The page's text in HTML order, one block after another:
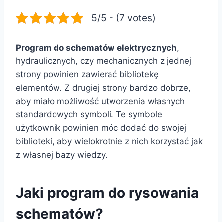
5/5 - (7 votes)
Program do schematów elektrycznych,
hydraulicznych, czy mechanicznych z jednej
strony powinien zawierać bibliotekę
elementów. Z drugiej strony bardzo dobrze,
aby miało możliwość utworzenia własnych
standardowych symboli. Te symbole
użytkownik powinien móc dodać do swojej
biblioteki, aby wielokrotnie z nich korzystać jak
z własnej bazy wiedzy.
Jaki program do rysowania
schematów?